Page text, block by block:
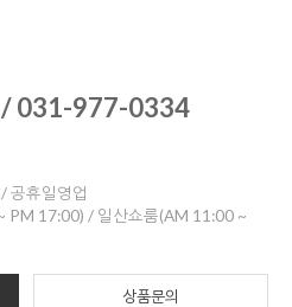
031-977-0334
공휴일영업
PM 17:00) / 일산쇼룸(AM 11:00 ~
상품문의